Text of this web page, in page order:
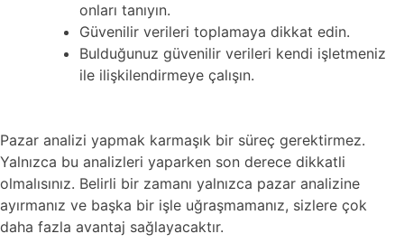
onları tanıyın.
Güvenilir verileri toplamaya dikkat edin.
Bulduğunuz güvenilir verileri kendi işletmeniz
ile ilişkilendirmeye çalışın.
Pazar analizi yapmak karmaşık bir süreç gerektirmez.
Yalnızca bu analizleri yaparken son derece dikkatli
olmalısınız. Belirli bir zamanı yalnızca pazar analizine
ayırmanız ve başka bir işle uğraşmamanız, sizlere çok
daha fazla avantaj sağlayacaktır.